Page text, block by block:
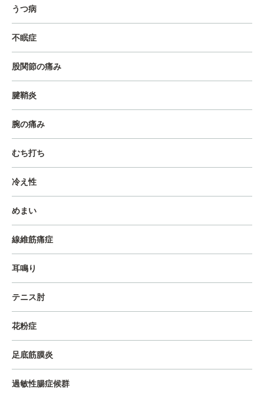
うつ病
不眠症
股関節の痛み
腱鞘炎
腕の痛み
むち打ち
冷え性
めまい
線維筋痛症
耳鳴り
テニス肘
花粉症
足底筋膜炎
過敏性腸症候群